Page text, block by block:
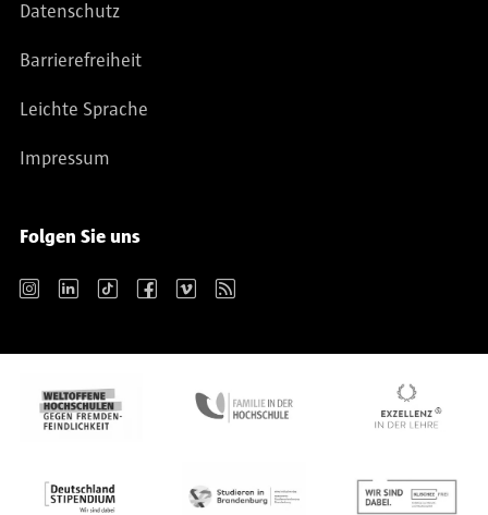
Datenschutz
Barrierefreiheit
Leichte Sprache
Impressum
Folgen Sie uns
Instagram LinkedIn TikTok Facebook Vimeo RSS